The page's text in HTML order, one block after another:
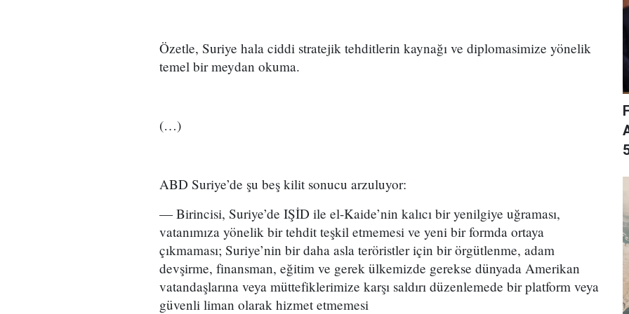
Özetle, Suriye hala ciddi stratejik tehditlerin kaynağı ve diplomasimize yönelik
temel bir meydan okuma.
(…)
ABD Suriye’de şu beş kilit sonucu arzuluyor:
— Birincisi, Suriye’de IŞİD ile el-Kaide’nin kalıcı bir yenilgiye uğraması,
vatanımıza yönelik bir tehdit teşkil etmemesi ve yeni bir formda ortaya
çıkmaması; Suriye’nin bir daha asla teröristler için bir örgütlenme, adam
devşirme, finansman, eğitim ve gerek ülkemizde gerekse dünyada Amerikan
vatandaşlarına veya müttefiklerimize karşı saldırı düzenlemede bir platform veya
güvenli liman olarak hizmet etmemesi